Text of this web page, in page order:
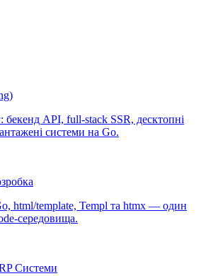
бекенд API, full-stack SSR, десктопні
системи на Go.
html/template, Templ та htmx — один
середовища.
Системи